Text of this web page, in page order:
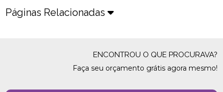
Páginas Relacionadas
ENCONTROU O QUE PROCURAVA?
Faça seu orçamento grátis agora mesmo!